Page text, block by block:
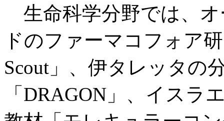
生命科学分野では、
ドのファーマコフォア
Scout」、伊タレッタの
「DRAGON」、イスラ